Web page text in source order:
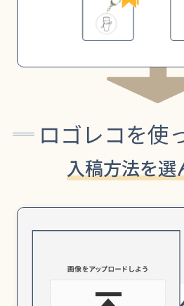
ロゴレコを使
入稿方法を選